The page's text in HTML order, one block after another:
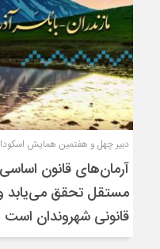
دبیر چهل و هفتمین همایش
آرمان‌های قانون
مستقل تحقق می‌یابد
قانونی شهروندان است